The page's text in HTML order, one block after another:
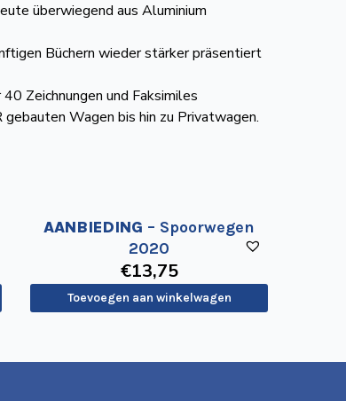
überwiegend aus Aluminium
Büchern wieder stärker präsentiert
Zeich­nungen und Faksimiles
Wagen bis hin zu Privatwagen.
AANBIEDING – Spoorwegen
2020
€13,75
Toevoegen aan winkelwagen